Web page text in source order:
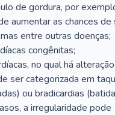
de gordura, por
aumentar as chances de
entre outras doenças;
congênitas;
no qual há
ser categorizada em
ou bradicardias
a irregularidade pode